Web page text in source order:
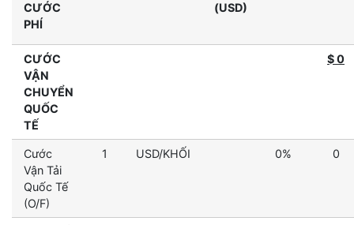
CƯỚC
PHÍ
(USD)
CƯỚC
VẬN
CHUYỂN
QUỐC
TẾ
$ 0
Cước
Vận Tải
Quốc Tế
(O/F)
1 USD/KHỐI 0% 0